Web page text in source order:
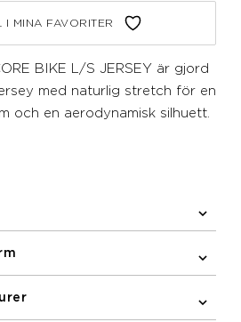
I MINA FAVORITER
BIKE L/S JERSEY är gjord
med naturlig stretch för en
och en aerodynamisk silhuett.
och tryckta reflexdetaljer